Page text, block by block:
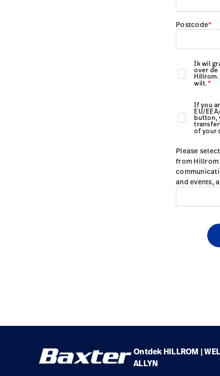
Ontdek HILLROM |
ALLYN